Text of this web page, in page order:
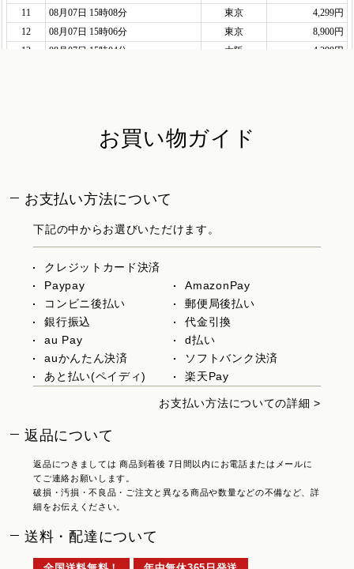
お買い物ガイド
お支払い方法について
下記の中からお選びいただけます。
クレジットカード決済
Paypay
AmazonPay
コンビニ後払い
郵便局後払い
銀行振込
代金引換
au Pay
d払い
auかんたん決済
ソフトバンク決済
あと払い(ペイディ)
楽天Pay
お支払い方法についての詳細 >
返品について
返品につきましては 商品到着後 7日間以内にお電話またはメールに
てご連絡お願いします。
破損・汚損・不良品・ご注文と異なる商品や数量などの不備など、詳
細をお伝えください。
送料・配達について